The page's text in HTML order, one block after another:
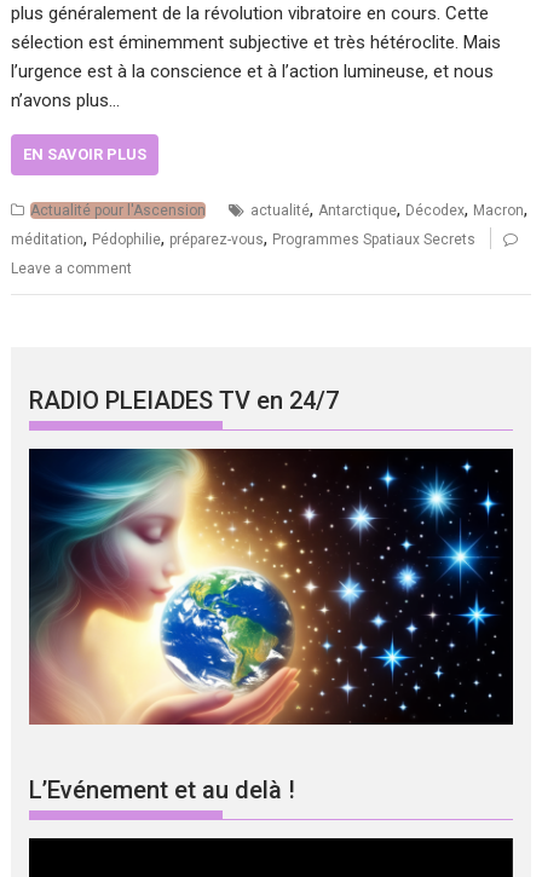
plus généralement de la révolution vibratoire en cours. Cette
sélection est éminemment subjective et très hétéroclite. Mais
l’urgence est à la conscience et à l’action lumineuse, et nous
n’avons plus…
EN SAVOIR PLUS
Actualité pour l'Ascension actualité,Antarctique, Décodex, Macron,
méditation, Pédophilie, préparez-vous, Programmes Spatiaux Secrets
Leave a comment
RADIO PLEIADES TV en 24/7
L’Evénement et au delà !